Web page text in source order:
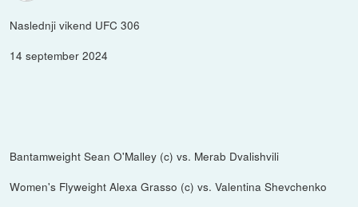
Naslednji vikend UFC 306
14 september 2024
Bantamweight Sean O'Malley (c) vs. Merab Dvalishvili
Women's Flyweight Alexa Grasso (c) vs. Valentina Shevchenko